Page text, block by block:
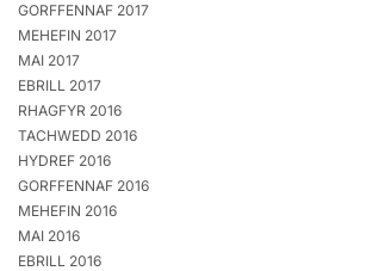
GORFFENNAF 2017
MEHEFIN 2017
MAI 2017
EBRILL 2017
RHAGFYR 2016
TACHWEDD 2016
HYDREF 2016
GORFFENNAF 2016
MEHEFIN 2016
MAI 2016
EBRILL 2016